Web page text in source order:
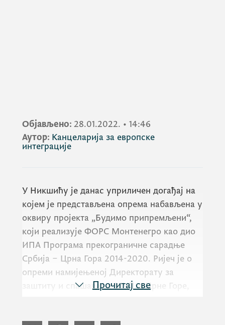
Објављено: 28.01.2022. • 14:46
Аутор: Канцеларија за европске
интеграције
У Никшићу је данас уприличен догађај на
којем је представљена опрема набављена у
оквиру пројекта „Будимо припремљени“,
који реализује ФОРС Монтенегро као дио
ИПА Програма прекограничне сарадње
Србија – Црна Гора 2014-2020. Ријеч је о
опреми намијењеној Директорату за
заштиту и спашавање МУП-а Црне Горе,
Прочитај све